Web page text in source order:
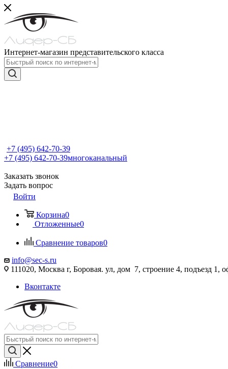
Интернет-магазин представительского класса
+7 (495) 642-70-39
+7 (495) 642-70-39многоканальный
Заказать звонок
Задать вопрос
Войти
Корзина0
Отложенные0
Сравнение товаров0
info@sec-s.ru
111020, Москва г, Боровая. ул, дом 7, строение 4, подъезд 1,
Вконтакте
Сравнение0